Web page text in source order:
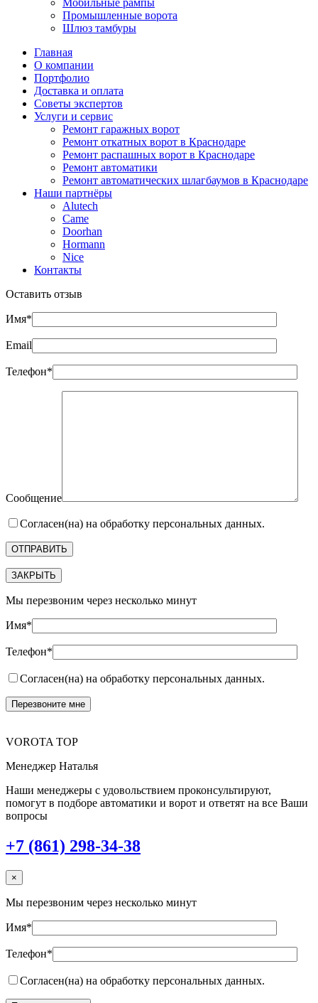
Мобильные рампы
Промышленные ворота
Шлюз тамбуры
Главная
О компании
Портфолио
Доставка и оплата
Советы экспертов
Услуги и сервис
Ремонт гаражных ворот
Ремонт откатных ворот в Краснодаре
Ремонт распашных ворот в Краснодаре
Ремонт автоматики
Ремонт автоматических шлагбаумов в Краснодаре
Наши партнёры
Alutech
Came
Doorhan
Hormann
Nice
Контакты
Оставить отзыв
Имя*
Email
Телефон*
Сообщение
Согласен(на) на обработку персональных данных.
ЗАКРЫТЬ
Мы перезвоним через несколько минут
Имя*
Телефон*
Согласен(на) на обработку персональных данных.
VOROTA TOP
Менеджер Наталья
Наши менеджеры с удовольствием проконсультируют,
помогут в подборе автоматики и ворот и ответят на все Ваши
вопросы
+7 (861) 298-34-38
×
Мы перезвоним через несколько минут
Имя*
Телефон*
Согласен(на) на обработку персональных данных.